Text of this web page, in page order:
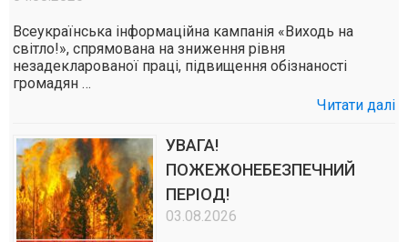
Всеукраїнська інформаційна кампанія «Виходь на
світло!», спрямована на зниження рівня
незадекларованої праці, підвищення обізнаності
громадян …
Читати далі
УВАГА!
ПОЖЕЖОНЕБЕЗПЕЧНИЙ
ПЕРІОД!
03.08.2026